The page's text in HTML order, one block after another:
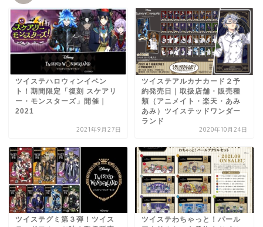
ツイステハロウィンイベン
ト！期間限定「復刻 スケアリ
ー・モンスターズ」開催｜
2021
2021年9月27日
ツイステアルカナカード２予
約発売日｜取扱店舗・販売種
類（アニメイト・楽天・あみ
あみ）ツイステッドワンダー
ランド
2020年10月24日
ツイステグミ第３弾！ツイス
ツイステわちゃっと！パール